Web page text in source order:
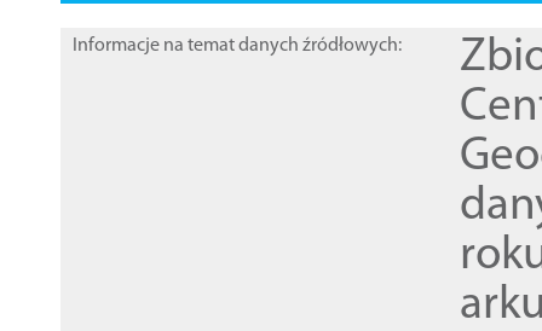
Informacje na temat danych źródłowych: